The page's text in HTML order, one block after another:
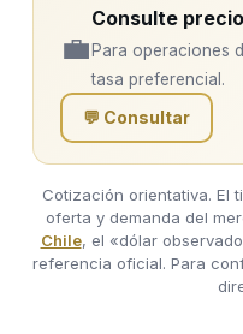
💼
Consulte
Para operaciones
tasa preferencial.
💬 Consultar
Cotización orientativa. El
oferta y demanda del
Chile, el «dólar
referencia oficial. Para